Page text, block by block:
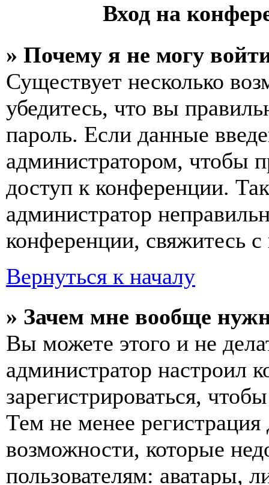
Вход на
» Почему я не могу
Существует несколько
убедитесь, что вы
пароль. Если данные
администратором, чтобы
доступ к конференции.
администратор
конференции, свяжитесь
Вернуться к началу
» Зачем мне вообще
Вы можете этого и не
администратор
зарегистрироваться,
Тем не менее
возможности, которые
пользователям: аватары,